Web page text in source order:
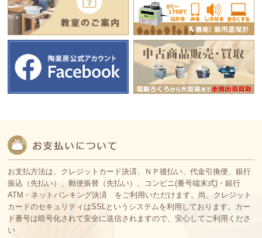
お支払方法は、クレジットカード決済、ＮＰ後払い、代金引換便、銀行
振込（先払い）、郵便振替（先払い）、コンビニ(番号端末式)・銀行
ATM・ネットバンキング決済 をご利用いただけます。尚、クレジット
カードのセキュリティはSSLというシステムを利用しております。カー
ド番号は暗号化されて安全に送信されますので、安心してご利用くださ
い